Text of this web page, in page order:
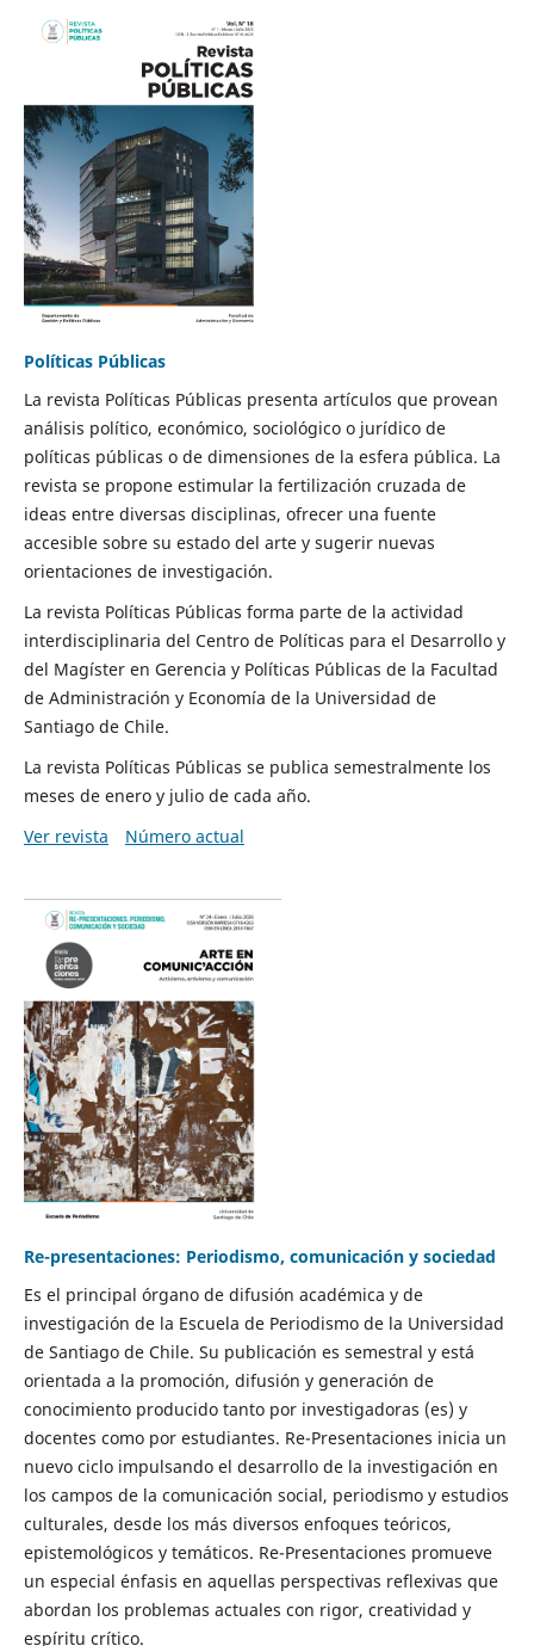
Políticas Públicas
La revista Políticas Públicas presenta artículos que provean
análisis político, económico, sociológico o jurídico de
políticas públicas o de dimensiones de la esfera pública. La
revista se propone estimular la fertilización cruzada de
ideas entre diversas disciplinas, ofrecer una fuente
accesible sobre su estado del arte y sugerir nuevas
orientaciones de investigación.
La revista Políticas Públicas forma parte de la actividad
interdisciplinaria del Centro de Políticas para el Desarrollo y
del Magíster en Gerencia y Políticas Públicas de la Facultad
de Administración y Economía de la Universidad de
Santiago de Chile.
La revista Políticas Públicas se publica semestralmente los
meses de enero y julio de cada año.
Ver revista
Número actual
Re-presentaciones: Periodismo, comunicación y sociedad
Es el principal órgano de difusión académica y de
investigación de la Escuela de Periodismo de la Universidad
de Santiago de Chile. Su publicación es semestral y está
orientada a la promoción, difusión y generación de
conocimiento producido tanto por investigadoras (es) y
docentes como por estudiantes. Re-Presentaciones inicia un
nuevo ciclo impulsando el desarrollo de la investigación en
los campos de la comunicación social, periodismo y estudios
culturales, desde los más diversos enfoques teóricos,
epistemológicos y temáticos. Re-Presentaciones promueve
un especial énfasis en aquellas perspectivas reflexivas que
abordan los problemas actuales con rigor, creatividad y
espíritu crítico.